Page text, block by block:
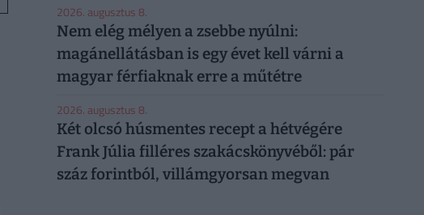
2026. augusztus 8.
Nem elég mélyen a zsebbe nyúlni:
magánellátásban is egy évet kell várni a
magyar férfiaknak erre a műtétre
2026. augusztus 8.
Két olcsó húsmentes recept a hétvégére
Frank Júlia filléres szakácskönyvéből: pár
száz forintból, villámgyorsan megvan